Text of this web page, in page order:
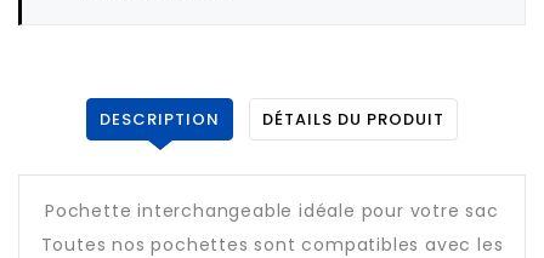
DESCRIPTION DÉTAILS DU PRODUIT
Pochette interchangeable idéale pour votre sac
Toutes nos pochettes sont compatibles avec les